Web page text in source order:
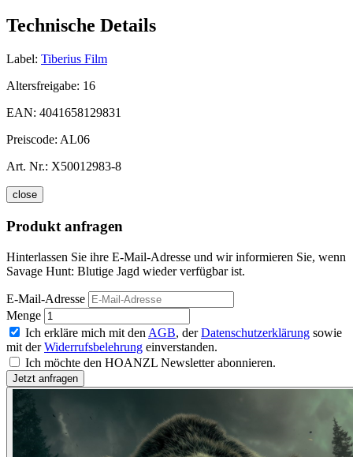
Technische Details
Label: Tiberius Film
Altersfreigabe: 16
EAN: 4041658129831
Preiscode: AL06
Art. Nr.: X50012983-8
close
Produkt anfragen
Hinterlassen Sie ihre E-Mail-Adresse und wir informieren Sie, wenn
Savage Hunt: Blutige Jagd wieder verfügbar ist.
E-Mail-Adresse
Menge
Ich erkläre mich mit den AGB, derDatenschutzerklärung sowie
mit derWiderrufsbelehrung einverstanden.
Ich möchte den HOANZL Newsletter abonnieren.